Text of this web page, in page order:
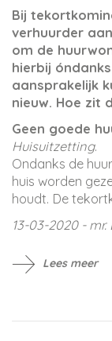
Bij
verhuurder
om de
hierbij
aansprakelijk
nieuw. Hoe zit
Geen goede
Huisuitzetting.
Ondanks de
huis worden
houdt. De
13-03-2020 - mr.
Lees meer